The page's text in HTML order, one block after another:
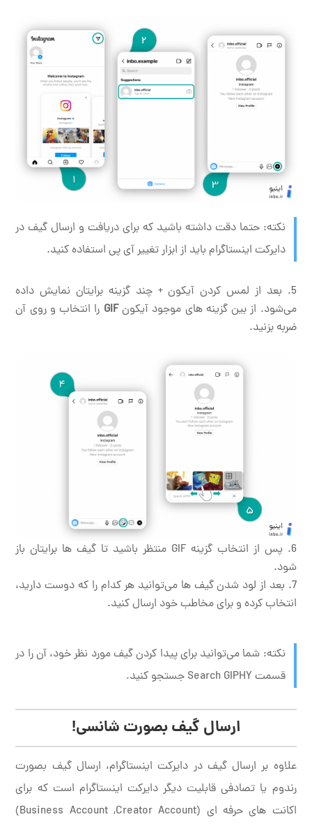
نکته: حتما دقت داشته باشید که برای دریافت و ارسال گیف در
دایرکت اینستاگرام باید از ابزار تغییر آی پی استفاده کنید.
بعد از لمس کردن آیکون + چند گزینه برایتان نمایش داده
می‌شود. از بین گزینه های موجود آیکونGIF را انتخاب و روی آن
ضربه بزنید.
پس از انتخاب گزینه GIF منتظر باشید تا گیف ها برایتان باز
شود.
بعد از لود شدن گیف ها می‌توانید هر کدام را که دوست دارید،
انتخاب کرده و برای مخاطب خود ارسال کنید.
نکته: شما می‌توانید برای پیدا کردن گیف مورد نظر خود، آن را در
قسمت Search GIPHY جستجو کنید.
ارسال گیف بصورت شانسی!
علاوه بر ارسال گیف در دایرکت اینستاگرام، ارسال گیف بصورت
رندوم یا تصادفی قابلیت دیگر دایرکت اینستاگرام است که برای
اکانت های حرفه ای (Business Account ,Creator Account)